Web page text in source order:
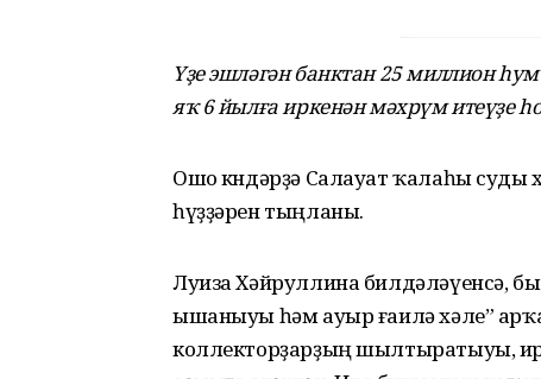
Үҙе эшләгән банктан 25 миллион
яҡ 6 йылға иркенән мәхрүм итеүҙе
Ошо көндәрҙә Салауат ҡалаһы
һүҙҙәрен тыңланы.
Луиза Хәйруллина билдәләүенсә,
ышаныуы һәм ауыр ғаилә хәле”
коллекторҙарҙың шылтыратыуы,